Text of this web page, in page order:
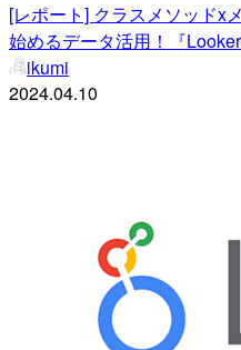
[レポート] クラスメソッドx
始めるデータ活用！『
ikumi
2024.04.10